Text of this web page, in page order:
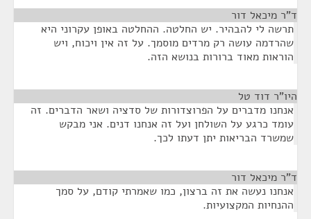
ד"ר מיכאל דור
תרשה לי להבהיר. יש החלטה. ההחלטה באופן עקרוני היא
שהרדמה עושה רק מרדים מוסמך. על זה אין ויכוח, ויש
הוראות מאוד ברורות בנושא הזה.
היו"ר דוד טל
אנחנו מדברים על הפרוצדורות של סדציה ושאר הדברים. זה
עומד כרגע על השולחן ועל זה אנחנו דנים. אני מבקש
שמשרד הבריאות יתן דעתו לכך.
ד"ר מיכאל דור
אנחנו נעשה את זה ברצון, כמו שאמרתי קודם, על סמך
ההנחיות המקצועיות.